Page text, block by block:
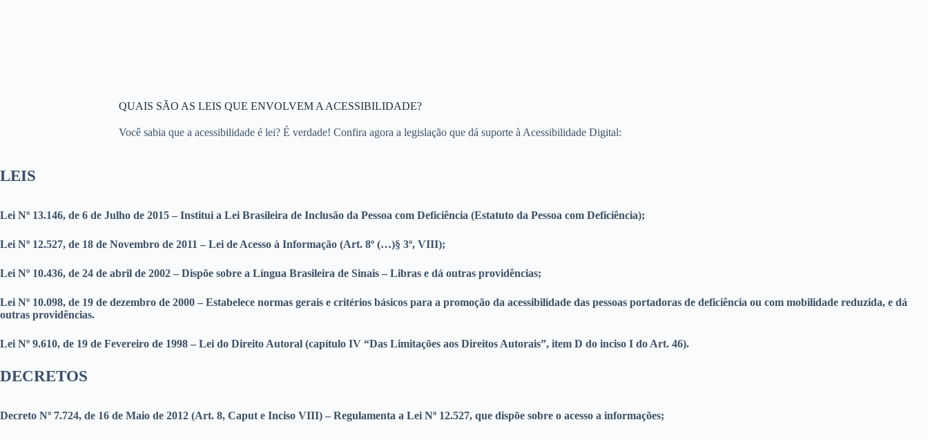
QUAIS SÃO AS LEIS QUE ENVOLVEM A ACESSIBILIDADE?
Você sabia que a acessibilidade é lei? É verdade! Confira agora a legislação que dá suporte à Acessibilidade Digital:
LEIS
Lei Nº 13.146, de 6 de Julho de 2015 – Institui a Lei Brasileira de Inclusão da Pessoa com Deficiência (Estatuto da Pessoa com Deficiência);
Lei Nº 12.527, de 18 de Novembro de 2011 – Lei de Acesso à Informação (Art. 8º (…)§ 3º, VIII);
Lei Nº 10.436, de 24 de abril de 2002 – Dispõe sobre a Língua Brasileira de Sinais – Libras e dá outras providências;
Lei Nº 10.098, de 19 de dezembro de 2000 – Estabelece normas gerais e critérios básicos para a promoção da acessibilidade das pessoas portadoras de deficiência ou com mobilidade reduzida, e dá
outras providências.
Lei Nº 9.610, de 19 de Fevereiro de 1998 – Lei do Direito Autoral (capítulo IV “Das Limitações aos Direitos Autorais”, item D do inciso I do Art. 46).
DECRETOS
Decreto Nº 7.724, de 16 de Maio de 2012 (Art. 8, Caput e Inciso VIII) – Regulamenta a Lei Nº 12.527, que dispõe sobre o acesso a informações;